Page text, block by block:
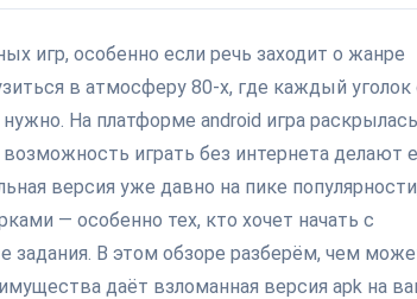
игр, особенно если речь заходит о жанре
в атмосферу 80-х, где каждый
На платформе android игра
играть без интернета делают
версия уже давно на пике
— особенно тех, кто хочет начать с
задания. В этом обзоре разберём, чем
даёт взломанная версия apk на